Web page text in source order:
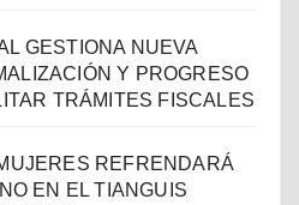
GESTIONA NUEVA
Y PROGRESO
TRÁMITES FISCALES
REFRENDARÁ
EN EL TIANGUIS